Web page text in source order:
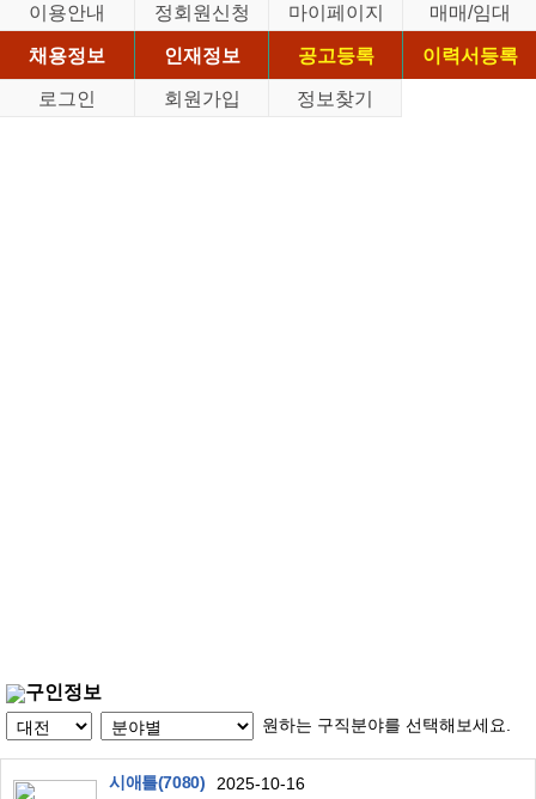
이용안내 정회원신청 마이페이지
매매/임대
채용정보
인재정보 공고등록
이력서등록
로그인
회원가입 정보찾기
구인정보
원하는 구직분야를 선택해보세요.
시애틀(7080)
2025-10-16